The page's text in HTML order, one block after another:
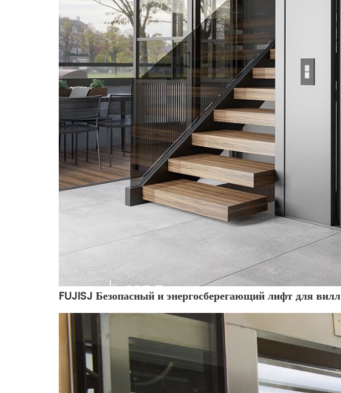
FUJISJ Безопасный и энергосберегающий лифт для вилл